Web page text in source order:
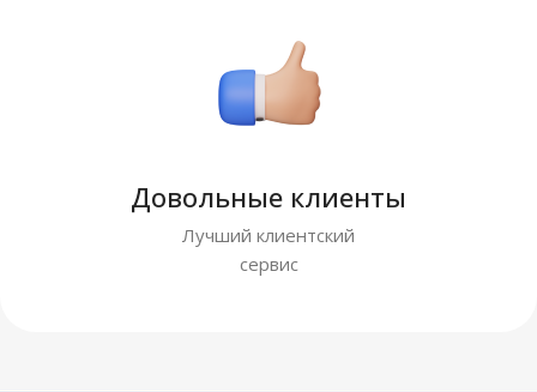
Довольные клиенты
Лучший клиентский
сервис